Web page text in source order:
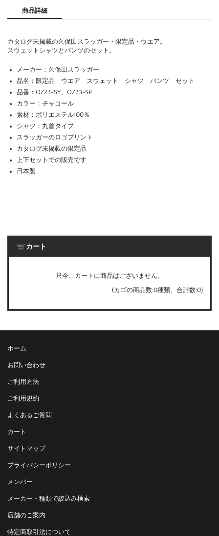
商品詳細
カタログ未掲載の久保田スラッガー・限定品・ウエア。
スウェットシャツとパンツのセット。
メーカー：久保田スラッガー
品名：限定品 ウエア スウェット シャツ パンツ セット
品番：OZ23-SY、OZ23-SP
カラー：チャコール
素材：ポリエステル100％
シャツ：丸首タイプ
スラッガーのロゴプリント
カタログ未掲載の限定品
上下セットでの販売です
日本製
カート
只今、カートに商品はございません。
(カゴの商品数:0種類、合計数:0)
ホーム
お問い合わせ
ご利用方法
ご利用規約
よくあるご質問
カート
サイトマップ
プライバシーポリシー
メンバー
メーカー・種類で絞込み検索
店舗のご案内
特定商取引法について